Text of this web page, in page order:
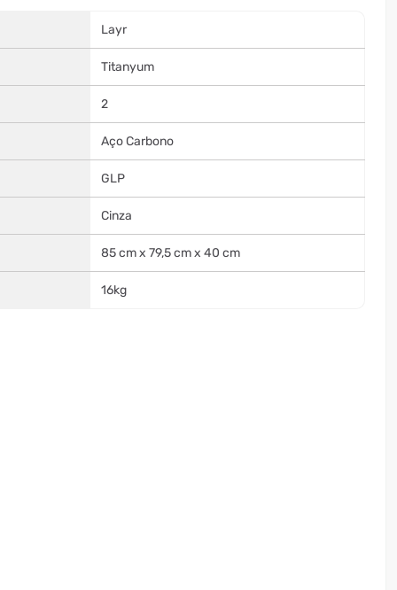
Layr
Titanyum
2
Aço Carbono
GLP
Cinza
85 cm x 79,5 cm x 40 cm
16kg